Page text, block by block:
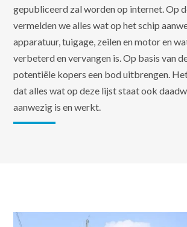
gepubliceerd zal worden op internet. Op
vermelden we alles wat op het schip
apparatuur, tuigage, zeilen en motor en
verbeterd en vervangen is. Op basis van
potentiële kopers een bod uitbrengen.
dat alles wat op deze lijst staat ook
aanwezig is en werkt.